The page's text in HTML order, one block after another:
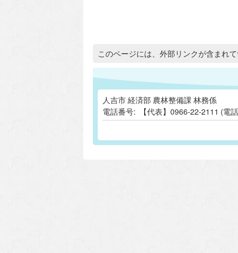
追加情報：外部リンク
このページには、外部リンクが含まれて
人吉市 経済部 農林整備課 林務係
電話番号:
【代表】0966-22-2111 (電